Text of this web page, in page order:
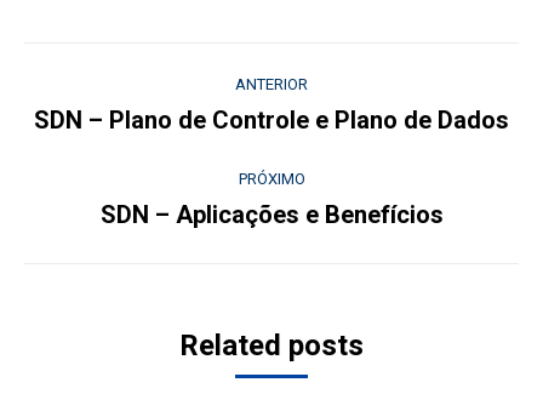
de
ANTERIOR
Post
SDN – Plano de Controle e Plano de Dados
PRÓXIMO
Próximo
SDN – Aplicações e Benefícios
Related posts